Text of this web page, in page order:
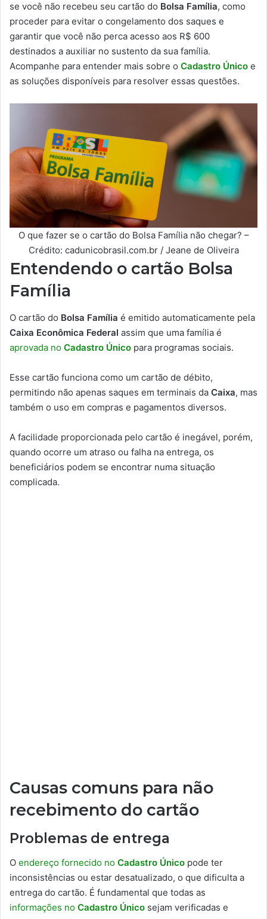
se você não recebeu seu cartão do Bolsa Família, como
proceder para evitar o congelamento dos saques e
garantir que você não perca acesso aos R$ 600
destinados a auxiliar no sustento da sua família.
Acompanhe para entender mais sobre o Cadastro Único e
as soluções disponíveis para resolver essas questões.
O que fazer se o cartão do Bolsa Família não chegar? –
Crédito: cadunicobrasil.com.br / Jeane de Oliveira
Entendendo o cartão Bolsa
Família
O cartão do Bolsa Família é emitido automaticamente pela
Caixa Econômica Federal assim que uma família é
aprovada no Cadastro Único para programas sociais.
Esse cartão funciona como um cartão de débito,
permitindo não apenas saques em terminais da Caixa, mas
também o uso em compras e pagamentos diversos.
A facilidade proporcionada pelo cartão é inegável, porém,
quando ocorre um atraso ou falha na entrega, os
beneficiários podem se encontrar numa situação
complicada.
Causas comuns para não
recebimento do cartão
Problemas de entrega
O endereço fornecido no Cadastro Único pode ter
inconsistências ou estar desatualizado, o que dificulta a
entrega do cartão. É fundamental que todas as
informações no Cadastro Único sejam verificadas e